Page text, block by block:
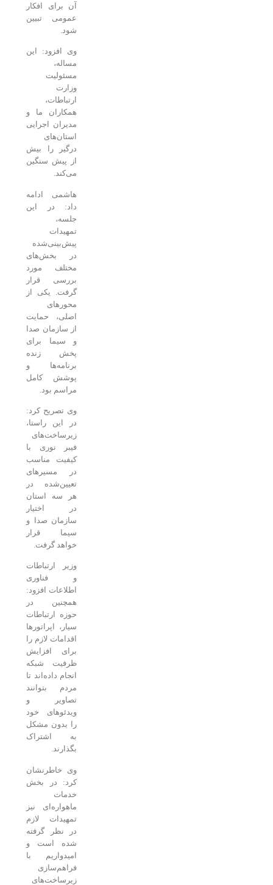
آن برای افکار
عمومی تبیین
وی افزود: این
مسئولیت
ارتباطات،
همکاران ما و
مدیران اجرایی
استان‌های
درگیر را بیش
از پیش سنگین
هاشمی ادامه
داد: در این
پیش‌بینی‌شده
در بخش‌های
مختلف مورد
بررسی قرار
گرفت. یکی از
محورهای
اصلی، حمایت
از سازمان صدا
و سیما برای
پخش زنده
برنامه‌ها و
پوشش کامل
مراسم بود.
وی تصریح کرد:
در این راستا،
زیرساخت‌های
فیبر نوری با
کیفیت مناسب
در مسیرهای
تعیین‌شده در
هر سه استان
در اختیار
سازمان صدا و
سیما قرار
خواهد گرفت.
وزیر ارتباطات
و فناوری
اطلاعات افزود:
همچنین در
حوزه ارتباطات
سیار، اپراتورها
اقدامات لازم را
برای افزایش
ظرفیت شبکه
انجام داده‌اند تا
مردم بتوانند
تصاویر و
ویدئوهای خود
را بدون مشکل
به اشتراک
وی خاطرنشان
کرد: در بخش
ماهواره‌ای نیز
تمهیدات لازم
در نظر گرفته
شده است و
امیدواریم با
فراهم‌سازی
زیرساخت‌های